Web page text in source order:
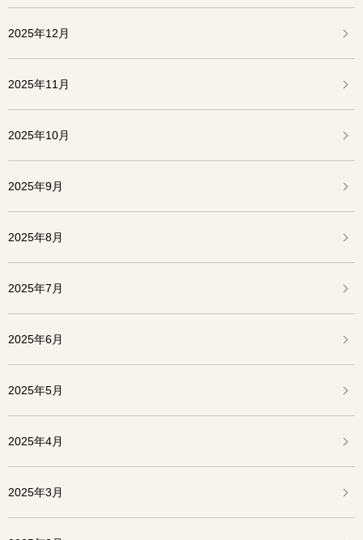
2025年12月
2025年11月
2025年10月
2025年9月
2025年8月
2025年7月
2025年6月
2025年5月
2025年4月
2025年3月